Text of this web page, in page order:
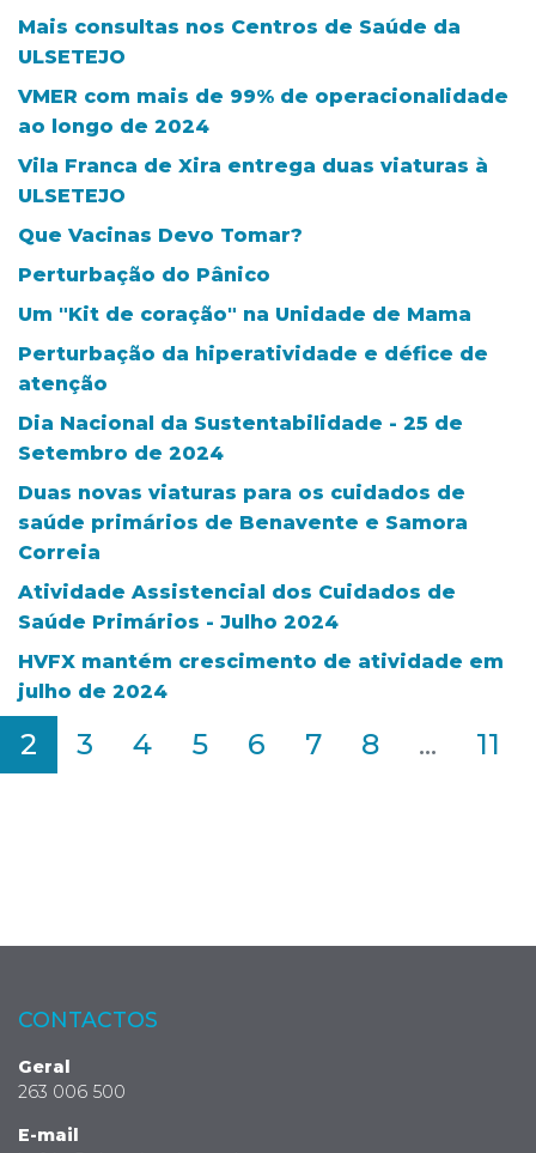
Mais consultas nos Centros de Saúde da
ULSETEJO
VMER com mais de 99% de operacionalidade
ao longo de 2024
Vila Franca de Xira entrega duas viaturas à
ULSETEJO
Que Vacinas Devo Tomar?
Perturbação do Pânico
Um "Kit de coração" na Unidade de Mama
Perturbação da hiperatividade e défice de
atenção
Dia Nacional da Sustentabilidade - 25 de
Setembro de 2024
Duas novas viaturas para os cuidados de
saúde primários de Benavente e Samora
Correia
Atividade Assistencial dos Cuidados de
Saúde Primários - Julho 2024
HVFX mantém crescimento de atividade em
julho de 2024
2 3 4 5 6 7 8 ... 11
CONTACTOS
Geral
263 006 500
E-mail